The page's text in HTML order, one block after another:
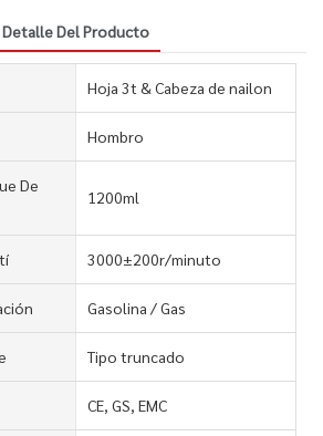
Detalle Del Producto
Hoja 3t & Cabeza de nailon
Hombro
De
1200ml
3000±200r/minuto
Gasolina / Gas
Tipo truncado
CE, GS, EMC